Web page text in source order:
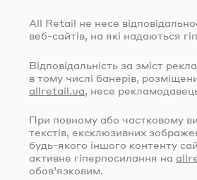
All Retail не несе
веб-сайтів, на які надаються
Відповідальність за зміст
в тому числі банерів,
allretail.ua, несе
При повному або частковому
текстів, ексклюзивних
будь-якого іншого контенту
активне гіперпосилання на
обов’язковим.